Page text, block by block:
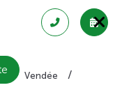
Vendée